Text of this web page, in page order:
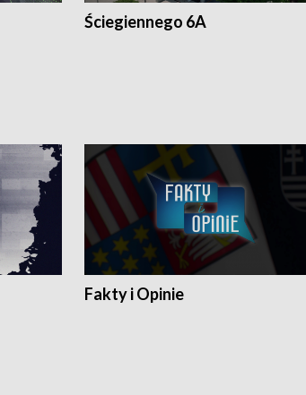
Ściegiennego 6A
Fakty i Opinie